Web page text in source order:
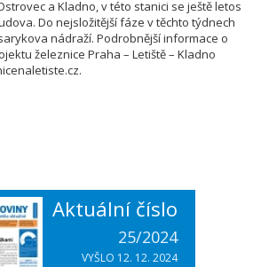
a Kladno, v této stanici se ještě letos
Do nejsložitější fáze v těchto týdnech
nádraží. Podrobnější informace o
železnice Praha – Letiště – Kladno
Aktuální číslo
25/2024
VYŠLO 12. 12. 2024